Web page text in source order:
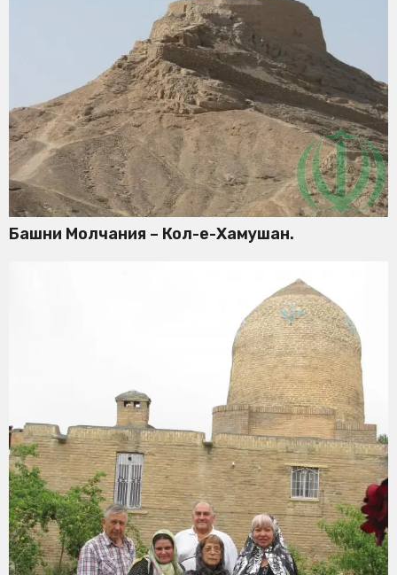
Башни Молчания – Кол-е-Хамушан.